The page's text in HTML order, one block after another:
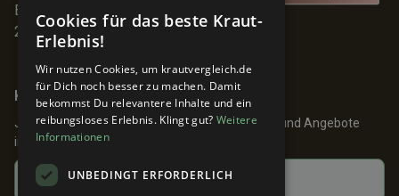
Elmenhorststr. 7
22767 Hamburg
Keine Angebote verpassen!
Jetzt anmelden und 24h früher über Aktionen und Angebote
informiert werden!
Cookies für das beste Kraut-
Erlebnis!
Wir nutzen Cookies, um krautvergleich.de
für Dich noch besser zu machen. Damit
bekommst Du relevantere Inhalte und ein
reibungsloses Erlebnis. Klingt gut? Weitere
Informationen
UNBEDINGT ERFORDERLICH